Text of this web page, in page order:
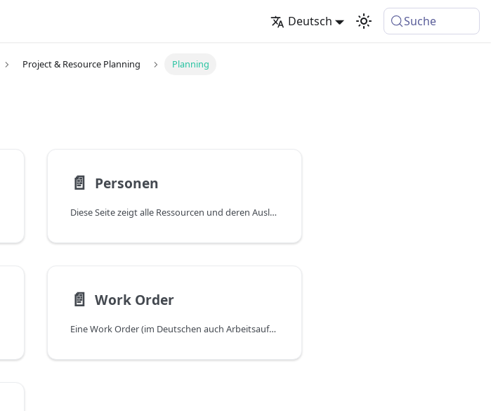
Deutsch Suche
Project & Resource Planning Planning
📄️ Personen
Diese Seite zeigt alle Ressourcen und deren Auslastung. Der Hauptteil des Bildschirms ist in die folgenden drei Bereiche unterteilt:
📄️ Work Order
Eine Work Order (im Deutschen auch Arbeitsauftrag) ist ein zentrales Dokument, das die Ausführung und Abrechnung eines bestimmten Projekts, einer Aufgabe oder einer Dienstleistung unterstützt. Sie dient als Dreh- und Angelpunkt für die Kommunikation, Planung, Ausführung und Verfolgung von Arbeitspaketen aller Art – von internen Wartungsaufgaben bis hin zu Vorgängen in komplexen, abrechenbaren Kundenprojekten.